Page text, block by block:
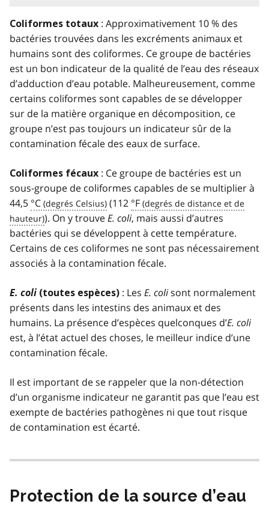
Coliformes totaux : Approximativement 10 % des
bactéries trouvées dans les excréments animaux et
humains sont des coliformes. Ce groupe de bactéries
est un bon indicateur de la qualité de l’eau des réseaux
d’adduction d’eau potable. Malheureusement, comme
certains coliformes sont capables de se développer
sur de la matière organique en décomposition, ce
groupe n’est pas toujours un indicateur sûr de la
contamination fécale des eaux de surface.
Coliformes fécaux : Ce groupe de bactéries est un
sous-groupe de coliformes capables de se multiplier à
44,5 °C (112 °F
). On y trouveE. coli, mais aussi d’autres
bactéries qui se développent à cette température.
Certains de ces coliformes ne sont pas nécessairement
associés à la contamination fécale.
E. coli (toutes espèces) : Les E. colisont normalement
présents dans les intestins des animaux et des
humains. La présence d’espèces quelconques d’E. coli
est, à l’état actuel des choses, le meilleur indice d’une
contamination fécale.
Il est important de se rappeler que la non-détection
d’un organisme indicateur ne garantit pas que l’eau est
exempte de bactéries pathogènes ni que tout risque
de contamination est écarté.
Protection de la source d’eau